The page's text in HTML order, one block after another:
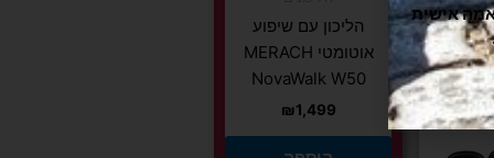
הליכון עם שיפוע
אוטומטי MERACH
NovaWalk W50
₪1,499